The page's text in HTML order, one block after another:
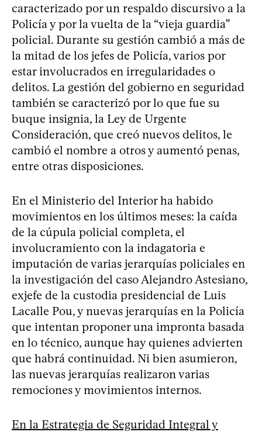
caracterizado por un respaldo discursivo a la
Policía y por la vuelta de la “vieja guardia”
policial. Durante su gestión cambió a más de
la mitad de los jefes de Policía, varios por
estar involucrados en irregularidades o
delitos. La gestión del gobierno en seguridad
también se caracterizó por lo que fue su
buque insignia, la Ley de Urgente
Consideración, que creó nuevos delitos, le
cambió el nombre a otros y aumentó penas,
entre otras disposiciones.
En el Ministerio del Interior ha habido
movimientos en los últimos meses: la caída
de la cúpula policial completa, el
involucramiento con la indagatoria e
imputación de varias jerarquías policiales en
la investigación del caso Alejandro Astesiano,
exjefe de la custodia presidencial de Luis
Lacalle Pou, y nuevas jerarquías en la Policía
que intentan proponer una impronta basada
en lo técnico, aunque hay quienes advierten
que habrá continuidad. Ni bien asumieron,
las nuevas jerarquías realizaron varias
remociones y movimientos internos.
En la Estrategia de Seguridad Integral y